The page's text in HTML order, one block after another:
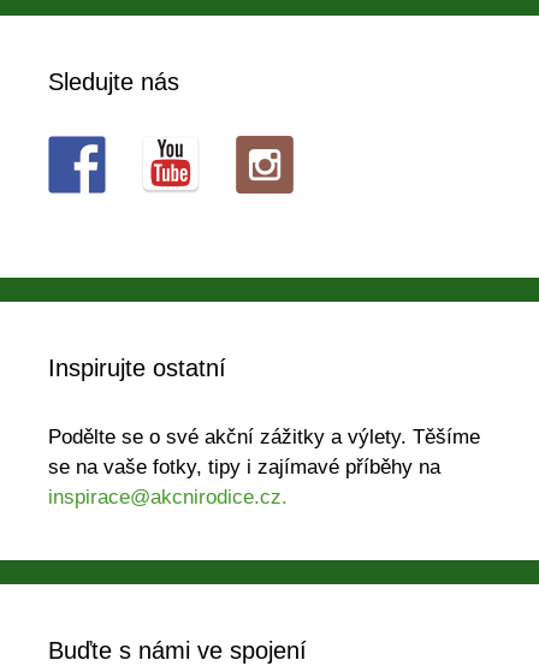
Sledujte nás
Inspirujte ostatní
Podělte se o své akční zážitky a výlety. Těšíme
se na vaše fotky, tipy i zajímavé příběhy na
inspirace@akcnirodice.cz.
Buďte s námi ve spojení